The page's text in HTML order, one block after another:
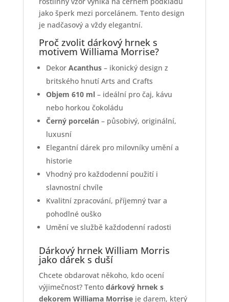
jako šperk mezi porcelánem. Tento design
je nadčasový a vždy elegantní.
Proč zvolit dárkový hrnek s
motivem Williama Morrise?
Dekor Acanthus– ikonický design z
britského hnutí Arts and Crafts
Objem 610 ml– ideální pro čaj, kávu
nebo horkou čokoládu
Černý porcelán– působivý, originální,
luxusní
Elegantní dárek pro milovníky umění a
historie
Vhodný pro každodenní použití i
slavnostní chvíle
Kvalitní zpracování, příjemný tvar a
pohodlné ouško
Umění ve službě každodenní radosti
Dárkový hrnek William Morris
jako dárek s duší
Chcete obdarovat někoho, kdo ocení
výjimečnost? Tento dárkový hrnek s
dekorem Williama Morriseje darem, který